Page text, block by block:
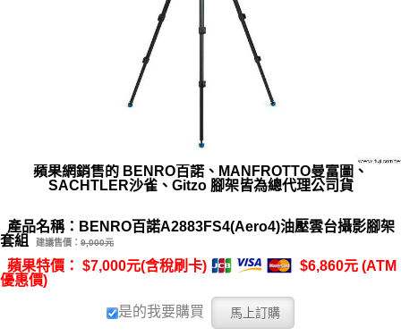
蘋果網銷售的 BENRO百諾、MANFROTTO曼富圖、
SACHTLER沙雀、Gitzo 腳架皆為總代理公司貨
產品名稱：BENRO百諾A2883FS4(Aero4)油壓雲台攝影腳架
套組
建議售價： 9,000元
蘋果特價： $7,000元(含稅刷卡)
$6,860元 (ATM
優惠價)
是的我要購買